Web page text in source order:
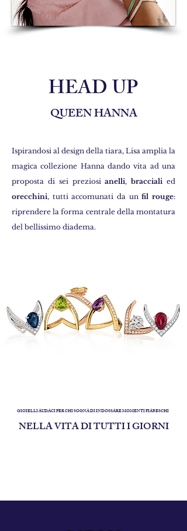
HEAD UP
QUEEN HANNA
Ispirandosi al design della tiara, Lisa amplia la
magica collezione Hanna dando vita ad una
proposta di sei preziosianelli,braccialied
orecchini, tutti accomunati da unfil rouge:
riprendere la forma centrale della montatura
del bellissimo diadema.
GIOIELLI AUDACI PER CHI SOGNA DI INDOSSARE MOMENTI FIABESCHI
NELLA VITA DI TUTTI I GIORNI